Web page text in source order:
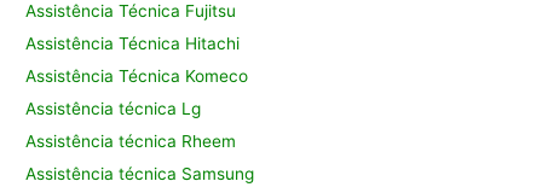
Assistência Técnica Fujitsu
Assistência Técnica Hitachi
Assistência Técnica Komeco
Assistência técnica Lg
Assistência técnica Rheem
Assistência técnica Samsung